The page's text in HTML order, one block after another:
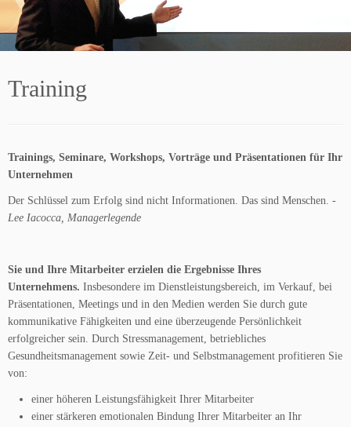
Training
Trainings, Seminare, Workshops, Vorträge und Präsentationen für Ihr
Unternehmen
Der Schlüssel zum Erfolg sind nicht Informationen. Das sind Menschen. -
Lee Iacocca, Managerlegende
Sie und Ihre Mitarbeiter erzielen die Ergebnisse Ihres
Unternehmens. Insbesondere im Dienstleistungsbereich, im Verkauf, bei
Präsentationen, Meetings und in den Medien werden Sie durch gute
kommunikative Fähigkeiten und eine überzeugende Persönlichkeit
erfolgreicher sein. Durch Stressmanagement, betriebliches
Gesundheitsmanagement sowie Zeit- und Selbstmanagement profitieren Sie
von:
einer höheren Leistungsfähigkeit Ihrer Mitarbeiter
einer stärkeren emotionalen Bindung Ihrer Mitarbeiter an Ihr